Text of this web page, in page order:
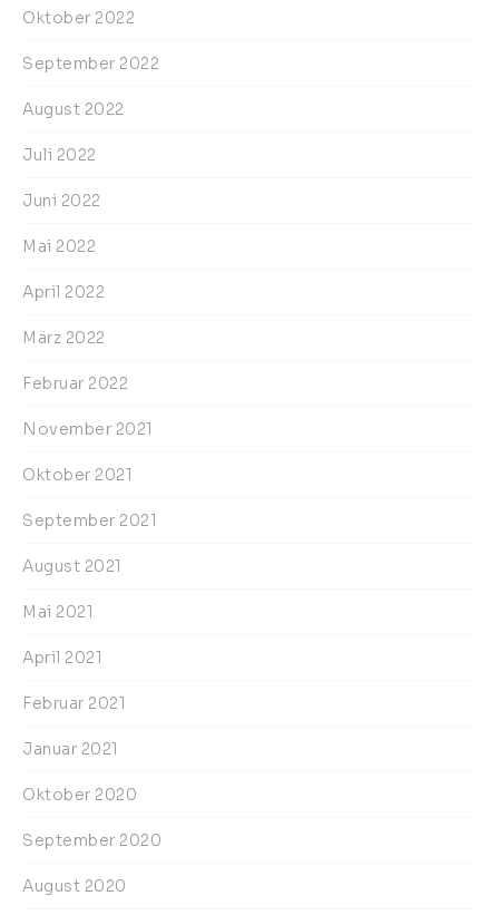
Oktober 2022
September 2022
August 2022
Juli 2022
Juni 2022
Mai 2022
April 2022
März 2022
Februar 2022
November 2021
Oktober 2021
September 2021
August 2021
Mai 2021
April 2021
Februar 2021
Januar 2021
Oktober 2020
September 2020
August 2020